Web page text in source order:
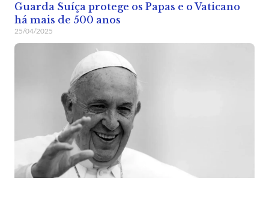
Guarda Suíça protege os Papas e o Vaticano
há mais de 500 anos
25/04/2025